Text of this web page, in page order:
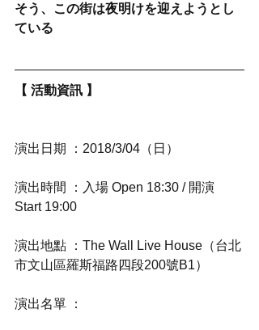
そう、この街は夜明けを迎えようとし
ている
【 活動資訊 】
演出日期 ：2018/3/04（日）
演出時間 ：入場 Open 18:30 / 開演
Start 19:00
演出地點 ：The Wall Live House（台北
市文山區羅斯福路四段200號B1）
演出名單 ：